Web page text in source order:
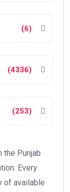
(6)
(4336)
(253)
the Punjab
Every
of available